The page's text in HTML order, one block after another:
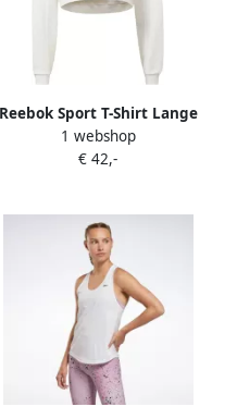
Reebok Sport T-Shirt Lange
Mouw HT7843
1 webshop
€ 42,-